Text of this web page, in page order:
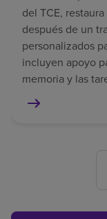
del TCE,
después de un
personalizados
incluyen apoyo
memoria y las